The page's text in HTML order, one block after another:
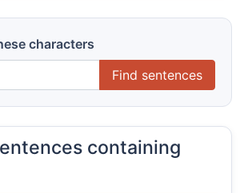
characters
Find sentences
containing